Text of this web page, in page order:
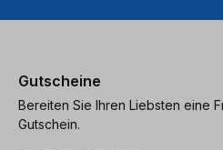
Gutscheine
Bereiten Sie Ihren Liebsten eine
Gutschein.